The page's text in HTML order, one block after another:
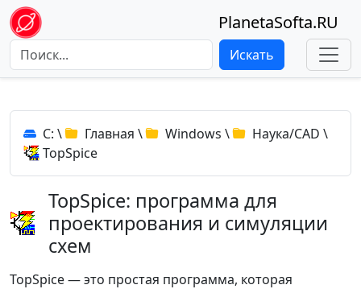
PlanetaSofta.RU
Искать
C: \ Главная \ Windows \ Наука/CAD \
TopSpice
TopSpice: программа для
проектирования и симуляции
схем
TopSpice — это простая программа, которая